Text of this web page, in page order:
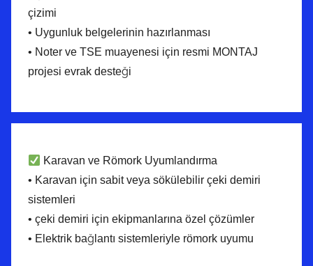
çizimi
• Uygunluk belgelerinin hazırlanması
• Noter ve TSE muayenesi için resmi MONTAJ
projesi evrak desteği
Karavan ve Römork Uyumlandırma
• Karavan için sabit veya sökülebilir çeki demiri
sistemleri
• çeki demiri için ekipmanlarına özel çözümler
• Elektrik bağlantı sistemleriyle römork uyumu